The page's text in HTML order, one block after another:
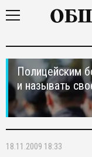
Полицейским
и называть
18.11.2009 18:33